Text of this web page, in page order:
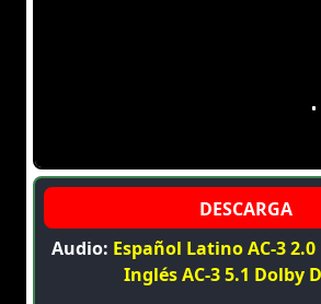
Audio: Español Latino AC-3
Inglés AC-3 5.1 Dolby